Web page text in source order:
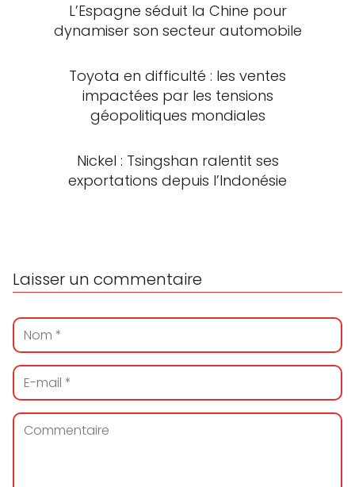
L’Espagne séduit la Chine pour
dynamiser son secteur automobile
Toyota en difficulté : les ventes
impactées par les tensions
géopolitiques mondiales
Nickel : Tsingshan ralentit ses
exportations depuis l’Indonésie
Laisser un commentaire